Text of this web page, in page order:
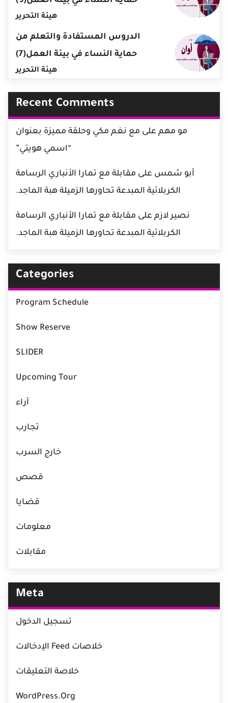
هيئة التحرير
الدروس المستفادة والتعلم من
حماية النساء في بيئة العمل(7)
هيئة التحرير
Recent Comments
مو مهم على مع نغم مكي وحلقة مميزة بعنوان
“اسمي هويتي”
أبو شمس على مقابلة مع تمارا الأنباري الرسامة
الكربلائية المبدعة تحاورها الزميلة هبة الماجد.
نصير لازم على مقابلة مع تمارا الأنباري الرسامة
الكربلائية المبدعة تحاورها الزميلة هبة الماجد.
Categories
Program Schedule
Show Reserve
SLIDER
Upcoming Tour
آراء
تجارب
خارج السرب
قصص
قضايا
معلومات
مقابلات
Meta
تسجيل الدخول
خلاصات Feed الإدخالات
خلاصة التعليقات
WordPress.org